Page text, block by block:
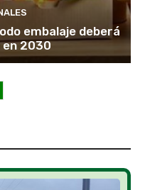
embalaje deberá
2030